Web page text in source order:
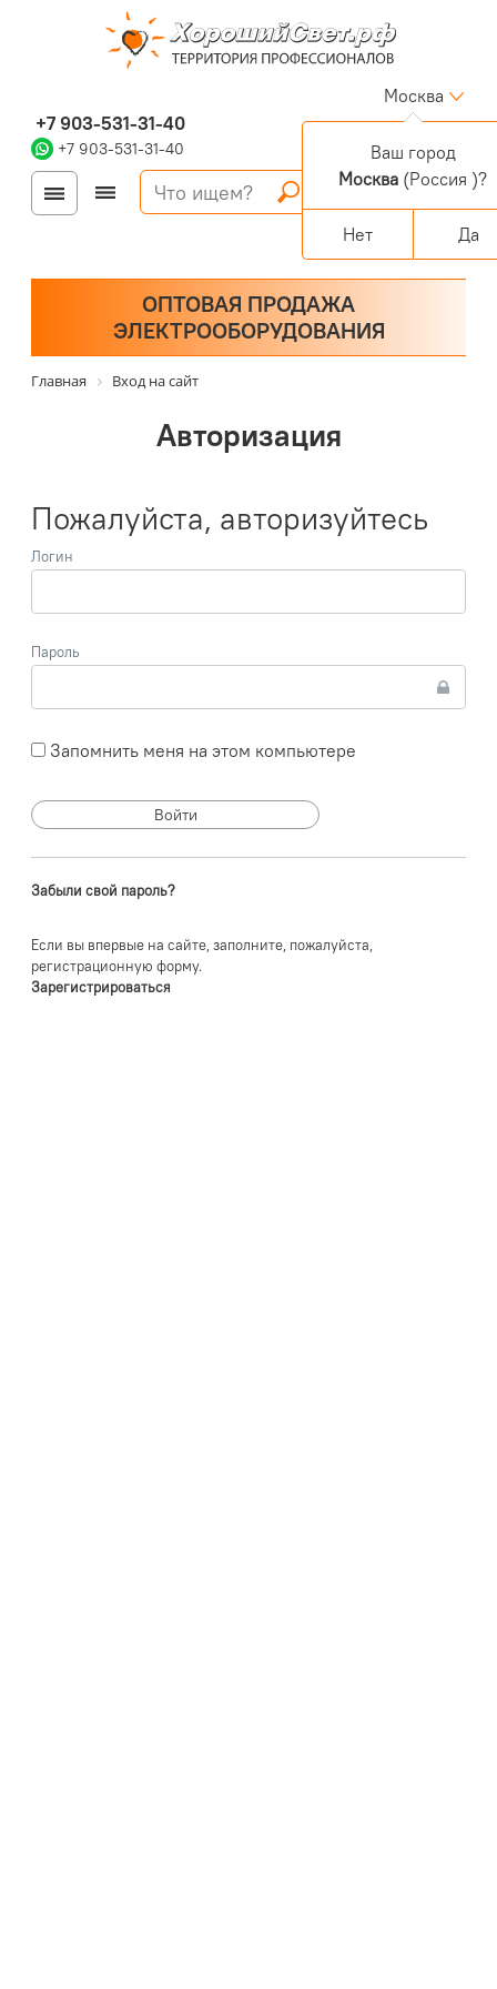
+7 903-531-31-40
+7 903-531-31-40
Москва
Войти
Регистрация
Корзина
0 позиций
Персональный раздел
ОПТОВАЯ ПРОДАЖА
ЭЛЕКТРООБОРУДОВАНИЯ
Главная Вход на сайт
Авторизация
Пожалуйста, авторизуйтесь
Логин
Пароль
Запомнить меня на этом компьютере
Забыли свой пароль?
Если вы впервые на сайте, заполните, пожалуйста,
регистрационную форму.
Зарегистрироваться
Ваш город
Москва (Россия )?
Нет Да